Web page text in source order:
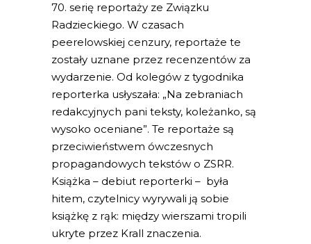
70. serię reportaży ze Związku
Radzieckiego. W czasach
peerelowskiej cenzury, reportaże te
zostały uznane przez recenzentów za
wydarzenie. Od kolegów z tygodnika
reporterka usłyszała: „Na zebraniach
redakcyjnych pani teksty, koleżanko, są
wysoko oceniane”. Te reportaże są
przeciwieństwem ówczesnych
propagandowych tekstów o ZSRR.
Książka – debiut reporterki – była
hitem, czytelnicy wyrywali ją sobie
książkę z rąk: między wierszami tropili
ukryte przez Krall znaczenia.